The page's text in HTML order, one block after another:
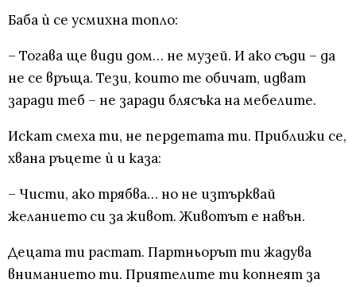
Баба ѝ се усмихна топло:
– Тогава ще види дом… не музей. И ако съди – да
не се връща. Тези, които те обичат, идват
заради теб – не заради блясъка на мебелите.
Искат смеха ти, не пердетата ти. Приближи се,
хвана ръцете ѝ и каза:
– Чисти, ако трябва… но не изтърквай
желанието си за живот. Животът е навън.
Децата ти растат. Партньорът ти жадува
вниманието ти. Приятелите ти копнеят за